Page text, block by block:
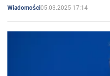
Wiadomości05.03.2025 17:14